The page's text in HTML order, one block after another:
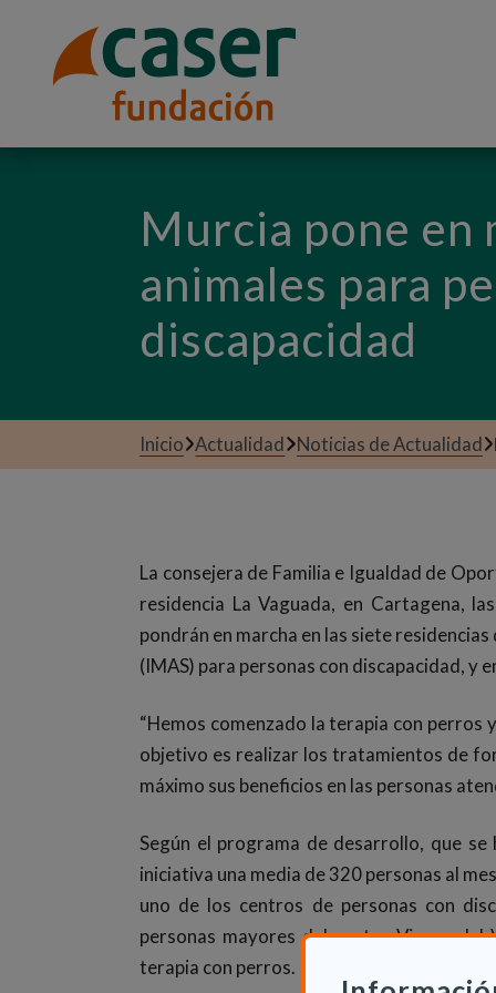
Murcia pone en
animales para
discapacidad
Inicio Actualidad Noticias de Actualidad
La consejera de Familia e Igualdad de
residencia La Vaguada, en Cartagena,
pondrán en marcha en las siete
(IMAS) para personas con discapacidad, y
“Hemos comenzado la terapia con perros
objetivo es realizar los tratamientos de
máximo sus beneficios en las personas
Según el programa de desarrollo, que
iniciativa una media de 320 personas al
uno de los centros de personas con
personas mayores del centro Virgen del
terapia con perros.